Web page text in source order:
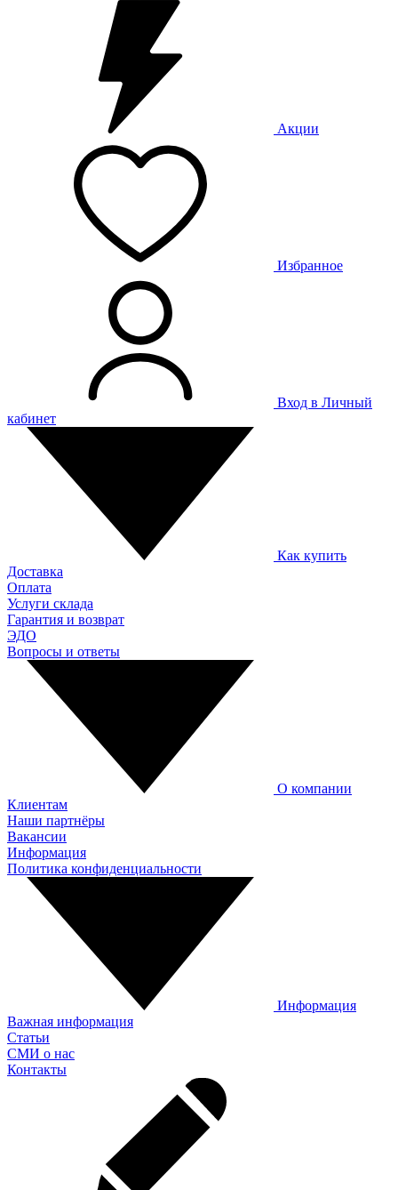
Акции
Избранное
Вход в Личный
кабинет
Как купить
Доставка
Оплата
Услуги склада
Гарантия и возврат
ЭДО
Вопросы и ответы
О компании
Клиентам
Наши партнёры
Вакансии
Информация
Политика конфиденциальности
Информация
Важная информация
Статьи
СМИ о нас
Контакты